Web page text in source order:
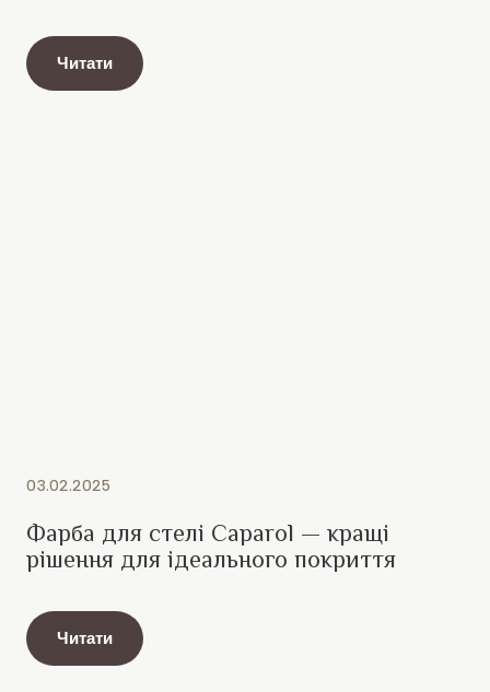
Читати
03.02.2025
Фарба для стелі Caparol — кращі
рішення для ідеального покриття
Читати